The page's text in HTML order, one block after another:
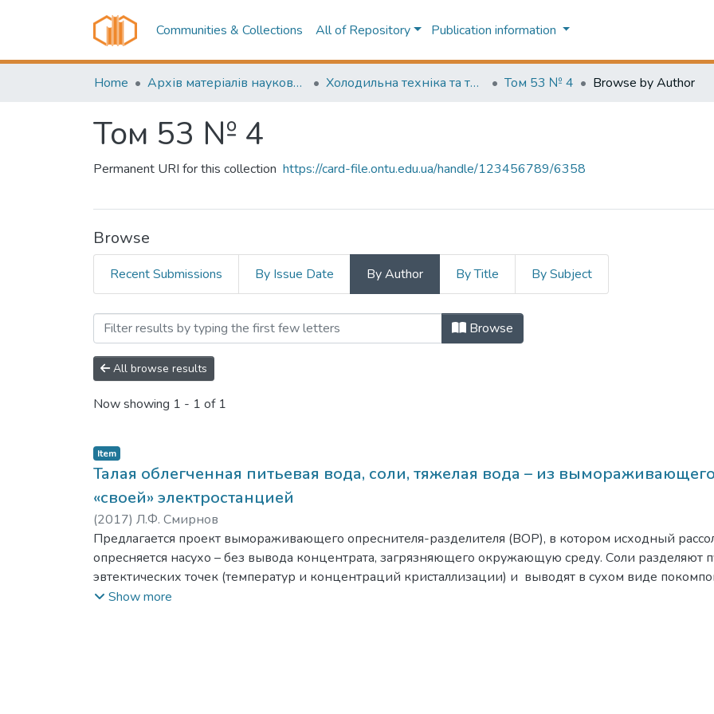
Communities & Collections All of Repository Publication information
Home Архів матеріалів науково-періодичні видання ОНТУ (ONUT periodicals achive) Холодильна техніка та технологія (Refrigeration engineering and technology) Том 53 № 4 Browse by Author
Том 53 № 4
Permanent URI for this collection https://card-file.ontu.edu.ua/handle/123456789/6358
Browse
Recent Submissions By Issue Date By Author By Title By Subject
Browsing Том 53 № 4 by Author "Л.Ф. Смирнов"
Browse
All browse results
Now showing 1 - 1 of 1
Item
Талая облегченная питьевая вода, соли, тяжелая вода – из
«своей» электростанцией
(2017) Л.Ф. Смирнов
Предлагается проект вымораживающего опреснителя-разделителя (ВОР), в котором исходный
опресняется насухо – без вывода концентрата, загрязняющего окружающую среду. Соли разделяют
эвтектических точек (температур и концентраций кристаллизации) и выводят в сухом виде
используют для производства талой облегченной от тяжелых изотопов водорода питьевой воды
Show more